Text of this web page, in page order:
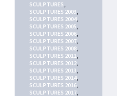
SCULPTURES,
SCULPTURES 2003,
SCULPTURES 2004,
SCULPTURES 2005,
SCULPTURES 2006,
SCULPTURES 2007,
SCULPTURES 2008,
SCULPTURES 2011,
SCULPTURES 2012,
SCULPTURES 2013,
SCULPTURES 2014,
SCULPTURES 2016,
SCULPTURES 2017,